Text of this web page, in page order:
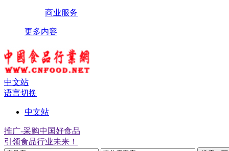
商业服务
更多内容
中文站
语言切换
中文站
推广-采购中国好食品
引领食品行业未来！